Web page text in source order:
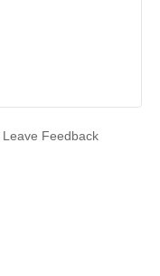
Leave Feedback